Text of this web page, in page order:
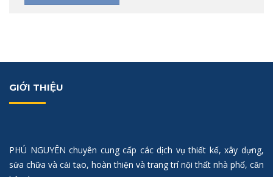
GIỚI THIỆU
PHÚ NGUYÊN chuyên cung cấp các dịch vụ thiết kế, xây dựng,
sửa chữa và cải tạo, hoàn thiện và trang trí nội thất nhà phố, căn